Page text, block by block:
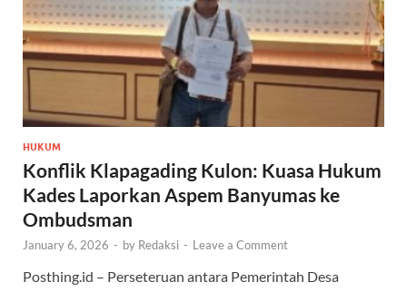
HUKUM
Konflik Klapagading Kulon: Kuasa Hukum
Kades Laporkan Aspem Banyumas ke
Ombudsman
January 6, 2026 - by Redaksi - Leave a Comment
Posthing.id – Perseteruan antara Pemerintah Desa